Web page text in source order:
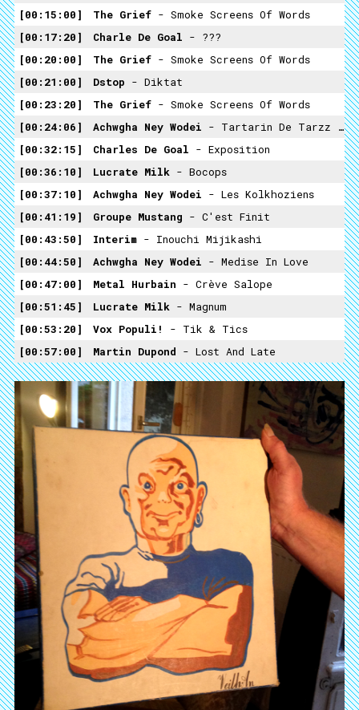
00:15:00
The Grief - Smoke Screens Of Words
00:17:20
Charle De Goal - ???
00:20:00
The Grief - Smoke Screens Of Words
00:21:00
Dstop - Diktat
00:23:20
The Grief - Smoke Screens Of Words
00:24:06
Achwgha Ney Wodei - Tartarin De Tarzz King - Trade Acoustique Pour Magnétophone Seul
00:32:15
Charles De Goal - Exposition
00:36:10
Lucrate Milk - Bocops
00:37:10
Achwgha Ney Wodei - Les Kolkhoziens
00:41:19
Groupe Mustang - C'est Finit
00:43:50
Interim - Inouchi Mijikashi
00:44:50
Achwgha Ney Wodei - Medise In Love
00:47:00
Metal Hurbain - Crève Salope
00:51:45
Lucrate Milk - Magnum
00:53:20
Vox Populi!
- Tik & Tics
00:57:00
Martin Dupond - Lost And Late